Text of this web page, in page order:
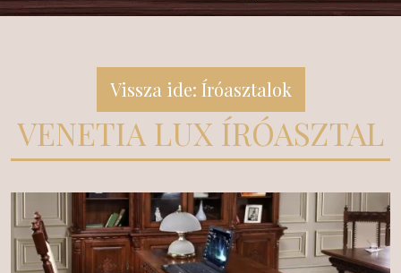
Vissza ide: Íróasztalok
VENETIA LUX ÍRÓASZTAL